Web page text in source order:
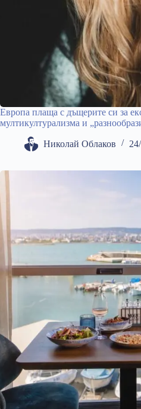
Европа плаща с дъщерите си за
мултикултурализма и
Николай Облаков